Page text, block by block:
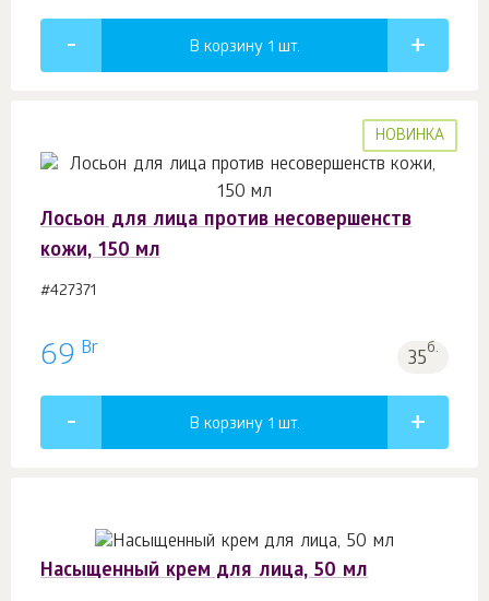
В корзину 1 шт.
НОВИНКА
Лосьон для лица против несовершенств
кожи, 150 мл
#427371
69 Br 35б.
В корзину 1 шт.
Насыщенный крем для лица, 50 мл